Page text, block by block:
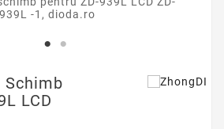
Schimb
LCD